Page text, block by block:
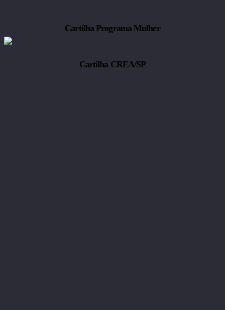
Cartilha Programa Mulher
Cartilha CREA/SP